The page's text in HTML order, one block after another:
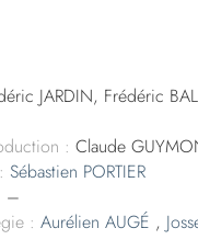
JARDIN, Frédéric
: Claude
Sébastien PORTIER
–
: Aurélien AUGÉ ,